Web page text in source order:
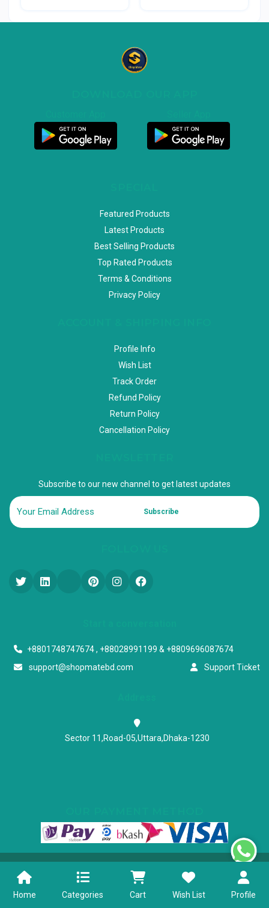
Featured Products
Latest Products
Best Selling Products
Top Rated Products
Terms & Conditions
Privacy Policy
Profile Info
Wish List
Track Order
Refund Policy
Return Policy
Cancellation Policy
Subscribe to our new channel to get latest updates
Subscribe
+8801748747674 , +88028991199 & +8809696087674
support@shopmatebd.com
Support Ticket
Sector 11,Road-05,Uttara,Dhaka-1230
Home Categories Cart Wish List Profile
Powered & Maintained by N.I.Biz Soft
Terms & Conditions Privacy Policy